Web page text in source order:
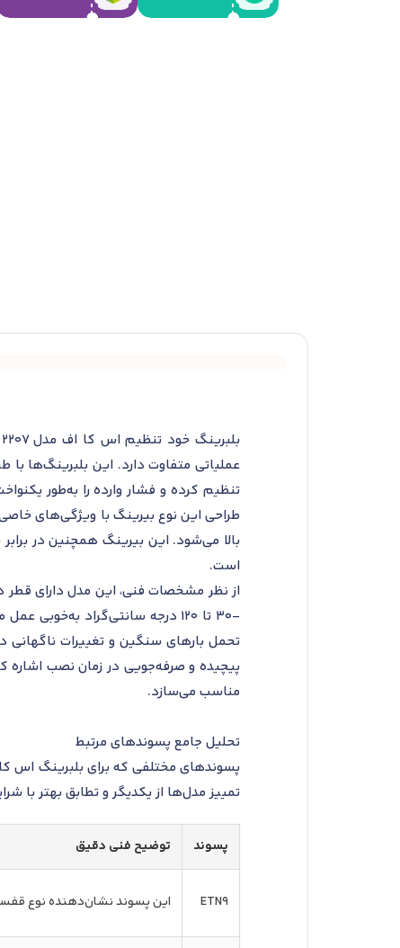
عملیاتی متفاوت دارد. این بلبرینگ‌ها با
تنظیم کرده و فشار وارده را به‌طور
طراحی این نوع بیرینگ با ویژگی‌های
بالا می‌شود. این بیرینگ همچنین در
است.
-30 تا 120 درجه سانتی‌گراد
تحمل بارهای سنگین و تغییرات ناگهانی
پیچیده و صرفه‌جویی در زمان نصب اشاره
مناسب می‌سازد.
تحلیل جامع پسوندهای مرتبط
تمییز مدل‌ها از یکدیگر و تطابق بهتر با
پسوند توضیح فنی دقیق
ETN9 این پسوند نشان‌دهنده نوع